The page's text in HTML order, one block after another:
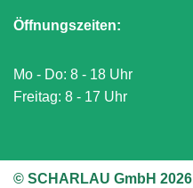
Öffnungszeiten:
Mo - Do: 8 - 18 Uhr
Freitag: 8 - 17 Uhr
© SCHARLAU GmbH 2026